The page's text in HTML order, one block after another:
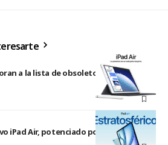
a la lista de obsoletos y antiguos
iPad Air, potenciado por el M4